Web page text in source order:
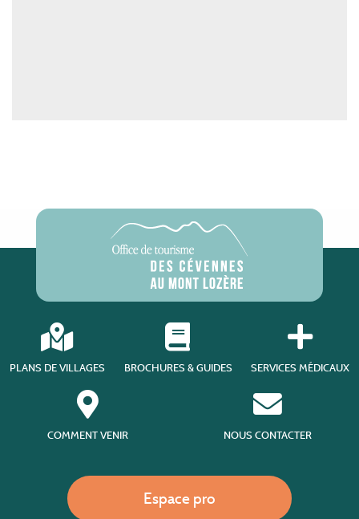
PLANS DE VILLAGES BROCHURES & GUIDES SERVICES MÉDICAUX
COMMENT VENIR NOUS CONTACTER
Espace pro